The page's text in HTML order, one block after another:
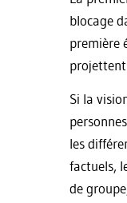
blocage
première
projettent
Si la
les
factuels,
de